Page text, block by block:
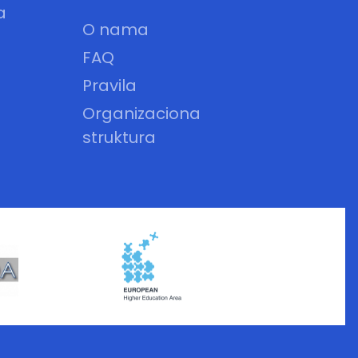
O nama
FAQ
Pravila
Organizaciona
struktura